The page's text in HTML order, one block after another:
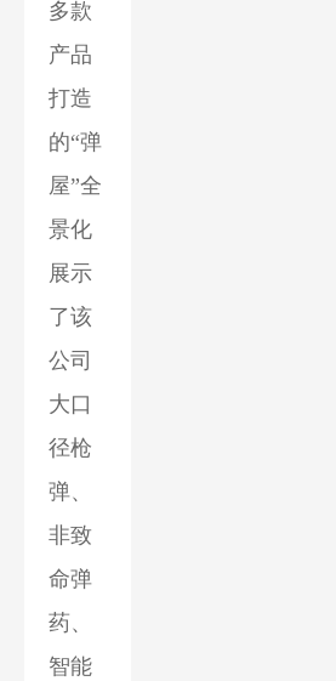
多款
产品
打造
的“弹
屋”全
景化
展示
了该
公司
大口
径枪
弹、
非致
命弹
药、
智能